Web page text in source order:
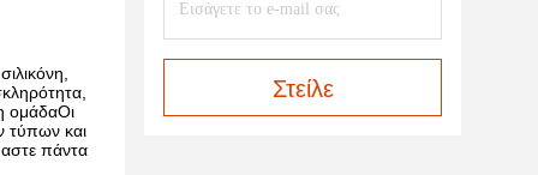
ομάδαΟι
τύπων και
πάντα
Στείλε